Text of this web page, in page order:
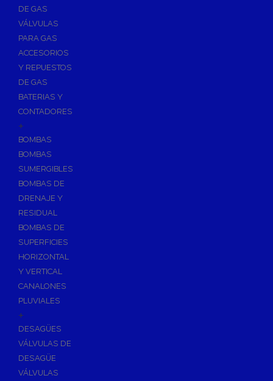
DE GAS
VÁLVULAS
PARA GAS
ACCESORIOS
Y REPUESTOS
DE GAS
BATERIAS Y
CONTADORES
+
BOMBAS
BOMBAS
SUMERGIBLES
BOMBAS DE
DRENAJE Y
RESIDUAL
BOMBAS DE
SUPERFICIES
HORIZONTAL
Y VERTICAL
CANALONES
PLUVIALES
+
DESAGÜES
VÁLVULAS DE
DESAGÜE
VÁLVULAS